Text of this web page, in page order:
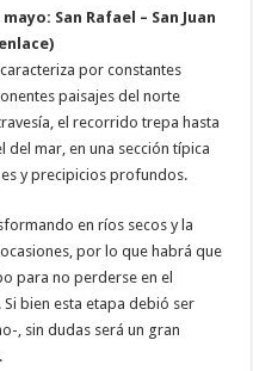
San Rafael – San Juan
por constantes
paisajes del norte
el recorrido trepa hasta
del mar, en una sección típica
y precipicios profundos.
en ríos secos y la
por lo que habrá que
para no perderse en el
bien esta etapa debió ser
, sin dudas será un gran